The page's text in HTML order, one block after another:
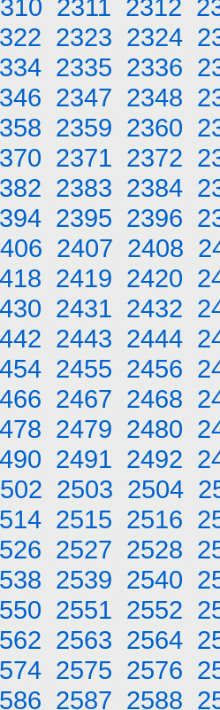
2311 2312
2323 2324
2335 2336
2347 2348
2359 2360
2371 2372
2383 2384
2395 2396
2407 2408
2419 2420
2431 2432
2443 2444
2455 2456
2467 2468
2479 2480
2491 2492
2503 2504
2515 2516
2527 2528
2539 2540
2551 2552
2563 2564
2575 2576
2587 2588